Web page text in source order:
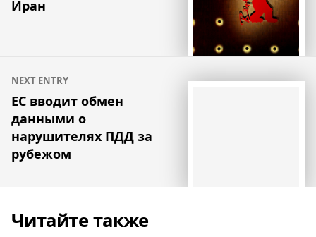
Иран
NEXT ENTRY
ЕС вводит обмен
данными о
нарушителях ПДД за
рубежом
Читайте также